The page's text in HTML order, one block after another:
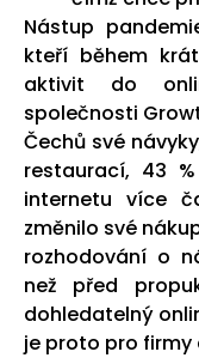
Nástup
kteří během
aktivit do
společnosti
Čechů své
restaurací, 43
internetu více
změnilo své
rozhodování o
než před
dohledatelný
je proto pro firmy